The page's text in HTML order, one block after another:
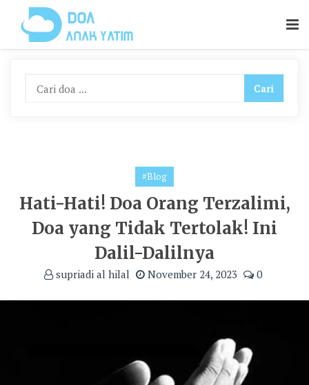
Content
#Blog
Hati-Hati! Doa Orang Terzalimi,
Doa yang Tidak Tertolak! Ini
Dalil-Dalilnya
supriadi al hilal November 24, 2023 0